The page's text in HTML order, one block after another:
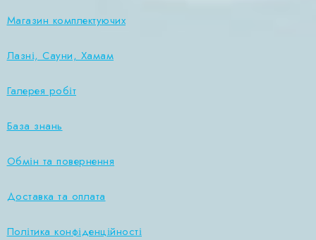
Магазин комплектуючих
Лазні, Сауни, Хамам
Галерея робіт
База знань
Обмін та повернення
Доставка та оплата
Політика конфіденційності